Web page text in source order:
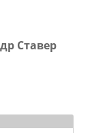
Ставер